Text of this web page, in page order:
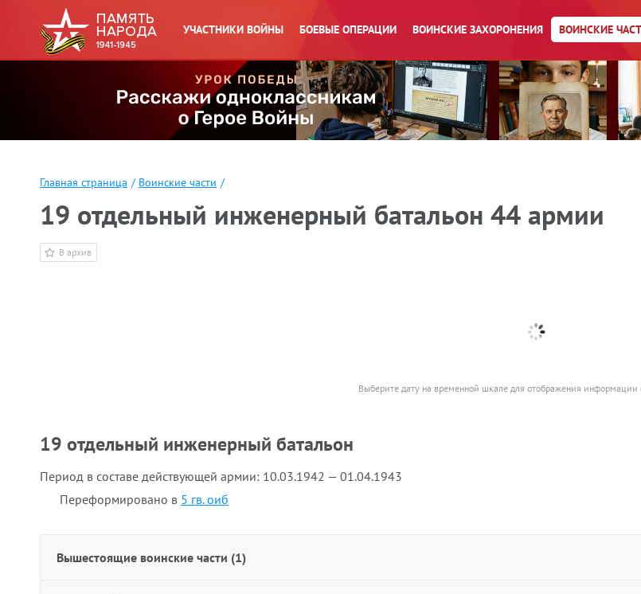
УЧАСТНИКИ ВОЙНЫ БОЕВЫЕ ОПЕРАЦИИ ВОИНСКИЕ ЗАХОРОНЕНИЯ ВОИНСКИЕ
Главная страница / Воинские части /
19 отдельный инженерный батальон 44 армии
В архив
Выберите дату на временной шкале для отображения информации
19 отдельный инженерный батальон
Период в составе действующей армии: 10.03.1942 — 01.04.1943
Переформировано в 5 гв. оиб
Вышестоящие воинские части (1)